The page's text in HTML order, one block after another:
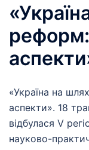
реформ:
«Україна на
аспекти». 18
відбулася V
науково-